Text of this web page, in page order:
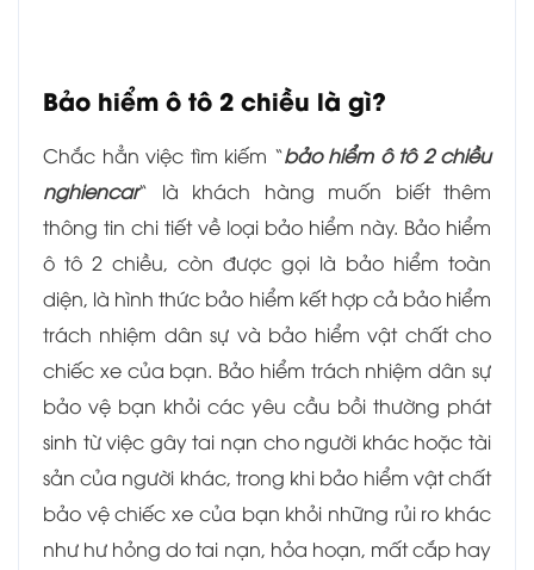
Bảo hiểm ô tô 2 chiều là gì?
Chắc hẳn việc tìm kiếm “bảo hiểm ô tô 2 chiều
nghiencar“ là khách hàng muốn biết thêm
thông tin chi tiết về loại bảo hiểm này. Bảo hiểm
ô tô 2 chiều, còn được gọi là bảo hiểm toàn
diện, là hình thức bảo hiểm kết hợp cả bảo hiểm
trách nhiệm dân sự và bảo hiểm vật chất cho
chiếc xe của bạn. Bảo hiểm trách nhiệm dân sự
bảo vệ bạn khỏi các yêu cầu bồi thường phát
sinh từ việc gây tai nạn cho người khác hoặc tài
sản của người khác, trong khi bảo hiểm vật chất
bảo vệ chiếc xe của bạn khỏi những rủi ro khác
như hư hỏng do tai nạn, hỏa hoạn, mất cắp hay